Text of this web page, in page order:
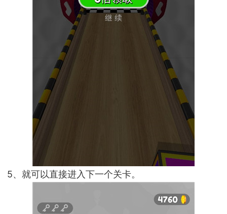
5、就可以直接进入下一个关卡。